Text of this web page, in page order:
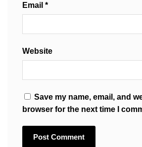
Email *
Website
Save my name, email, and
browser for the next time I